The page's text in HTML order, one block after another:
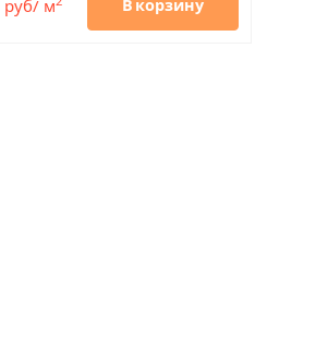
руб/ м В корзину